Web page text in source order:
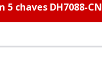
chaves DH7088-CN